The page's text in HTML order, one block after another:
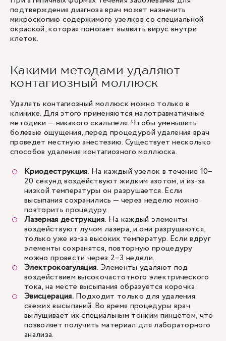
подтверждения диагноза врач может назначить
микроскопию содержимого узелков со специальной
окраской, которая помогает выявить вирус внутри
клеток.
Какими методами удаляют
контагиозный моллюск
Удалять контагиозный моллюск можно только в
клинике. Для этого применяются малотравматичные
методики — никакого скальпеля. Чтобы уменьшить
болевые ощущения, перед процедурой удаления врач
проведет местную анестезию. Существует несколько
способов удаления контагиозного моллюска.
Криодеструкция. На каждый узелок в течение 10–
20 секунд воздействуют жидким азотом, и из-за
низкой температуры он разрушается. Если
высыпания сохранились — через неделю можно
повторить процедуру.
Лазерная деструкция. На каждый элементы
воздействуют лучом лазера, и они разрушаются,
только уже из-за высоких температур. Если вдруг
элементы сохранятся, повторную процедуру
можно провести через 2–3 недели.
Электрокоагуляция. Элементы удаляют под
воздействием высокочастотного электрического
тока, на месте высыпания образуется корочка.
Эвисцерация.Подходит только для удаления
свежих высыпаний. Во время процедуры врач
вылущивает их специальным тонким пинцетом, что
позволяет получить материал для лабораторного
анализа.